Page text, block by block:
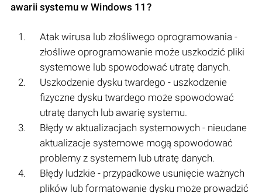
awarii systemu w Windows 11?
Atak wirusa lub złośliwego oprogramowania -
złośliwe oprogramowanie może uszkodzić pliki
systemowe lub spowodować utratę danych.
Uszkodzenie dysku twardego - uszkodzenie
fizyczne dysku twardego może spowodować
utratę danych lub awarię systemu.
Błędy w aktualizacjach systemowych - nieudane
aktualizacje systemowe mogą spowodować
problemy z systemem lub utratę danych.
Błędy ludzkie - przypadkowe usunięcie ważnych
plików lub formatowanie dysku może prowadzić